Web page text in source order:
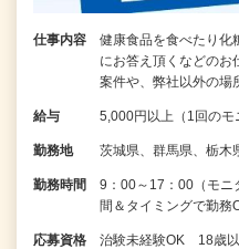
仕事内容
健康食品を食べたり化
にお答え頂くなどのお
案件や、弊社以外の
給与 5,000円以上（1回の
勤務地 茨城県、群馬県、栃木
勤務時間
9：00～17：00（モニ
間＆タイミングで勤
応募資格
治験未経験OK 18歳